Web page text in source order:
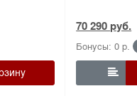
70 290 руб.
Бонусы: 0 р.
